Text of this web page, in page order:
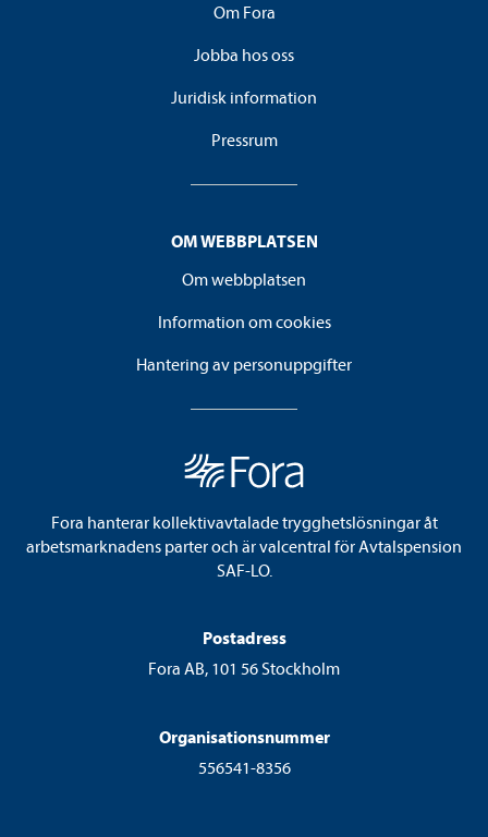
Om Fora
Jobba hos oss
Juridisk information
Pressrum
OM WEBBPLATSEN
Om webbplatsen
Information om cookies
Hantering av personuppgifter
Fora hanterar kollektivavtalade trygghetslösningar åt
arbetsmarknadens parter och är valcentral för Avtalspension
SAF-LO.
Postadress
Fora AB, 101 56 Stockholm
Organisationsnummer
556541-8356